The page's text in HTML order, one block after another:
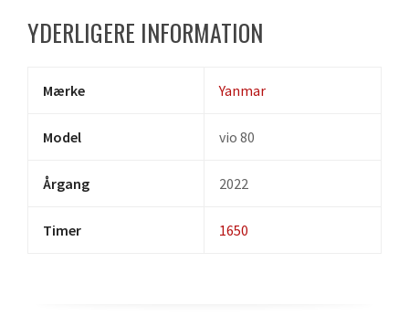
YDERLIGERE INFORMATION
Mærke Yanmar
Model vio 80
Årgang 2022
Timer 1650